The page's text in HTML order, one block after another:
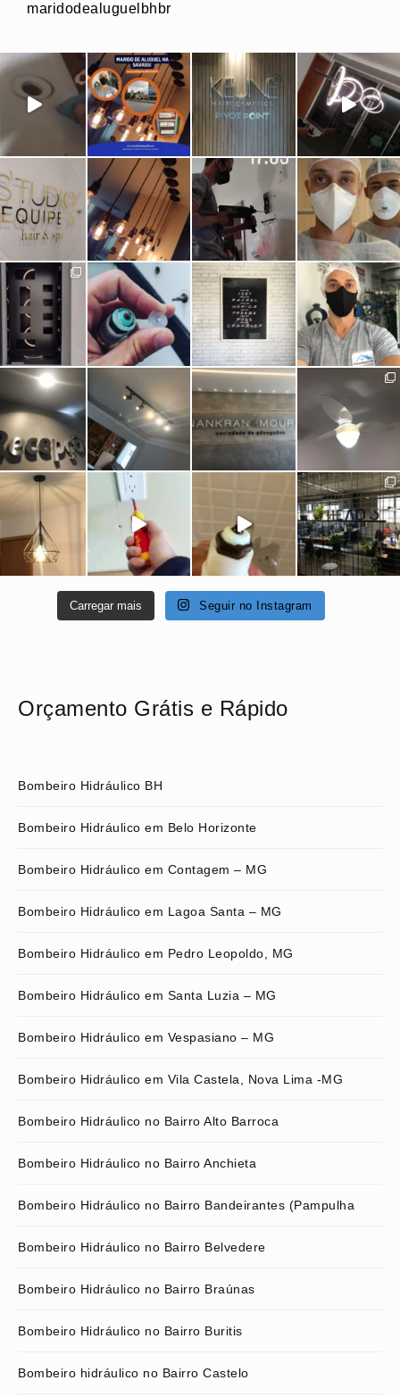
maridodealuguelbhbr
Carregar mais Seguir no Instagram
Orçamento Grátis e Rápido
Bombeiro Hidráulico BH
Bombeiro Hidráulico em Belo Horizonte
Bombeiro Hidráulico em Contagem – MG
Bombeiro Hidráulico em Lagoa Santa – MG
Bombeiro Hidráulico em Pedro Leopoldo, MG
Bombeiro Hidráulico em Santa Luzia – MG
Bombeiro Hidráulico em Vespasiano – MG
Bombeiro Hidráulico em Vila Castela, Nova Lima -MG
Bombeiro Hidráulico no Bairro Alto Barroca
Bombeiro Hidráulico no Bairro Anchieta
Bombeiro Hidráulico no Bairro Bandeirantes (Pampulha
Bombeiro Hidráulico no Bairro Belvedere
Bombeiro Hidráulico no Bairro Braúnas
Bombeiro Hidráulico no Bairro Buritis
Bombeiro hidráulico no Bairro Castelo